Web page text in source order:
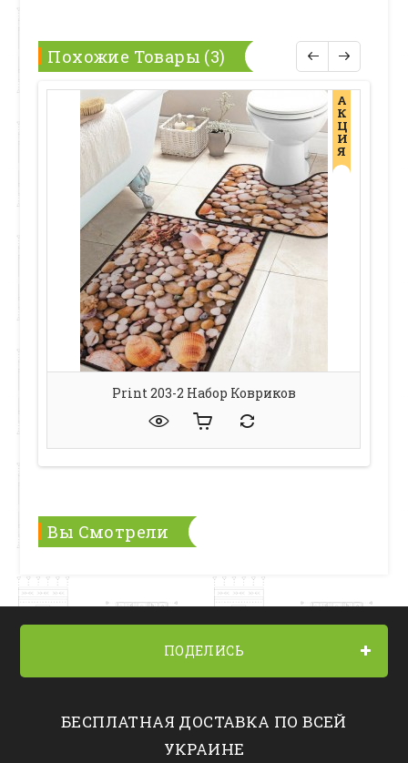
Похожие Товары (3)
А
К
Ц
И
Я
Print 203-2 Набор Ковриков
Вы Смотрели
ПОДЕЛИСЬ
БЕСПЛАТНАЯ ДОСТАВКА ПО ВСЕЙ
УКРАИНЕ